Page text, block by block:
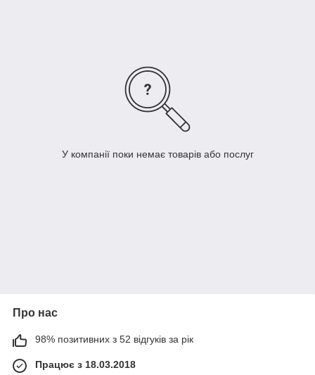
У компанії поки немає товарів або послуг
Про нас
98% позитивних з 52 відгуків за рік
Працює з 18.03.2018